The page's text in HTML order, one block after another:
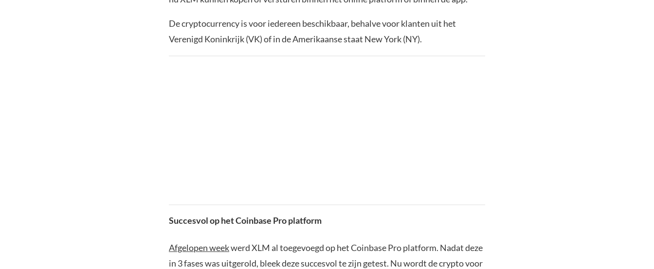
De cryptocurrency is voor iedereen beschikbaar, behalve voor klanten uit het
Verenigd Koninkrijk (VK) of in de Amerikaanse staat New York (NY).
Succesvol op het Coinbase Pro platform
Afgelopen weekwerd XLM al toegevoegd op het Coinbase Pro platform. Nadat deze
in 3 fases was uitgerold, bleek deze succesvol te zijn getest. Nu wordt de crypto voor